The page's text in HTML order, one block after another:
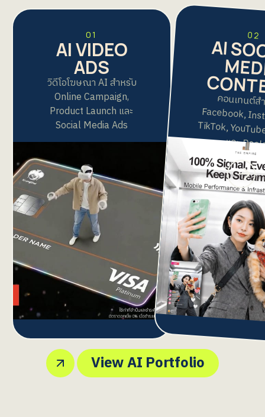
01
AI VIDEO
ADS
วิดีโอโฆษณา AI สำหรับ
Online Campaign,
Product Launch และ
Social Media Ads
02
AI
คอนเทนต์ส
Facebook,
TikTok,
และ
View AI Portfolio